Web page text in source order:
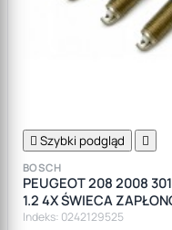
 Szybki podgląd 
BOSCH
PEUGEOT 208 2008
1.2 4X ŚWIECA
Indeks: 0242129525